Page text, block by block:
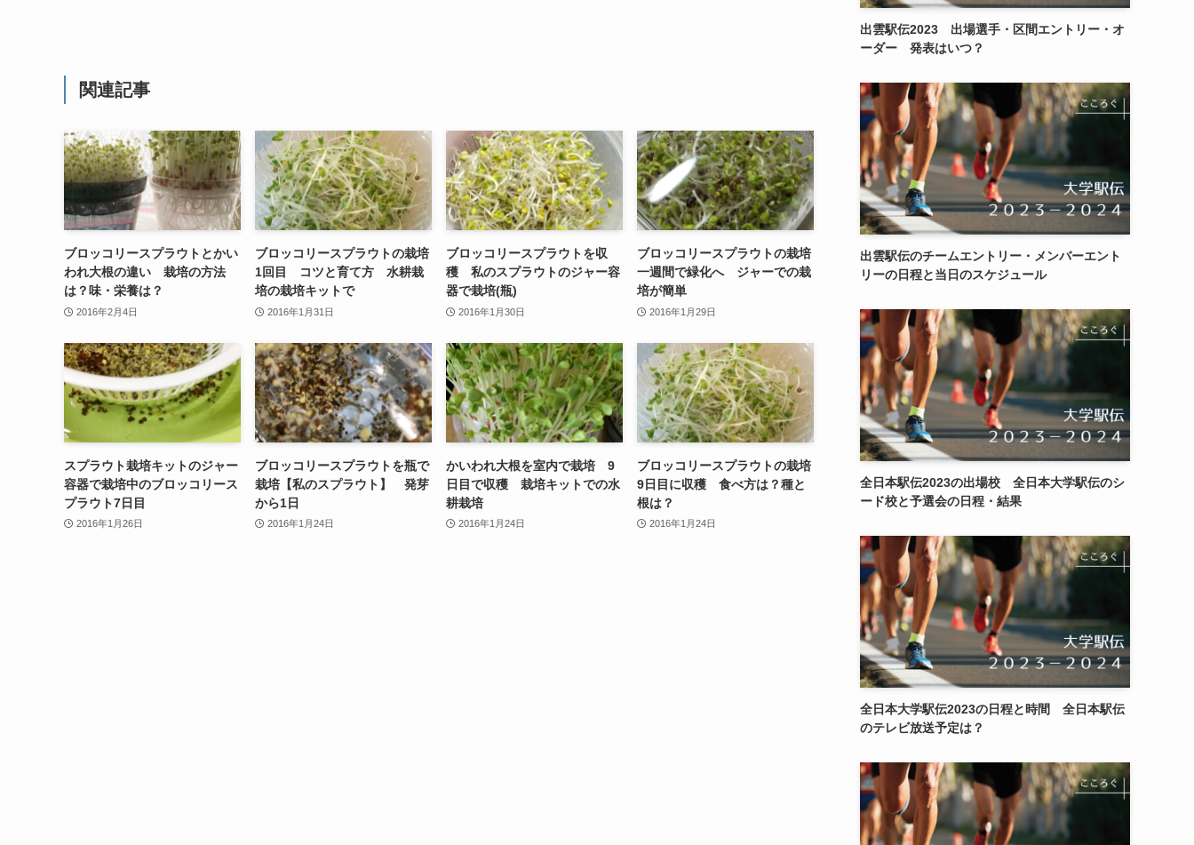
関連記事
ブロッコリースプラウトとかい
われ大根の違い 栽培の方法
は？味・栄養は？
2016年2月4日
ブロッコリースプラウトの栽培
1回目 コツと育て方 水耕栽
培の栽培キットで
2016年1月31日
ブロッコリースプラウトを収
穫 私のスプラウトのジャー容
器で栽培(瓶)
2016年1月30日
ブロッコリースプラウトの栽培
一週間で緑化へ ジャーでの栽
培が簡単
2016年1月29日
スプラウト栽培キットのジャー
容器で栽培中のブロッコリース
プラウト7日目
2016年1月26日
ブロッコリースプラウトを瓶で
栽培【私のスプラウト】 発芽
から1日
2016年1月24日
かいわれ大根を室内で栽培 9
日目で収穫 栽培キットでの水
耕栽培
2016年1月24日
ブロッコリースプラウトの栽培
9日目に収穫 食べ方は？種と
根は？
2016年1月24日
出雲駅伝2023 出場選手・区間エントリー・オ
ーダー 発表はいつ？
出雲駅伝のチームエントリー・メンバーエント
リーの日程と当日のスケジュール
全日本駅伝2023の出場校 全日本大学駅伝のシ
ード校と予選会の日程・結果
全日本大学駅伝2023の日程と時間 全日本駅伝
のテレビ放送予定は？